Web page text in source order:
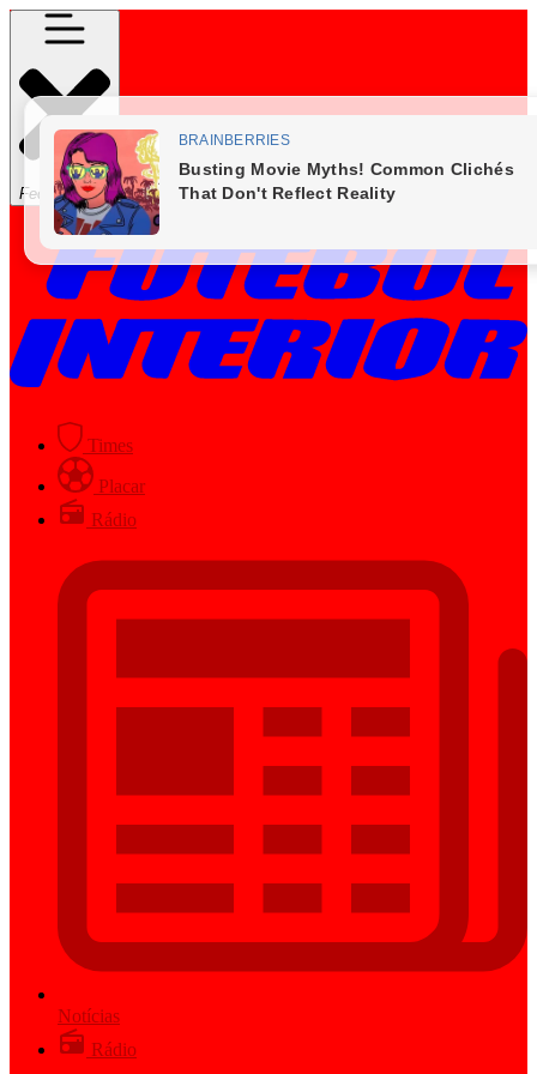
Fechar Menu
Times
Placar
Rádio
Notícias
Rádio